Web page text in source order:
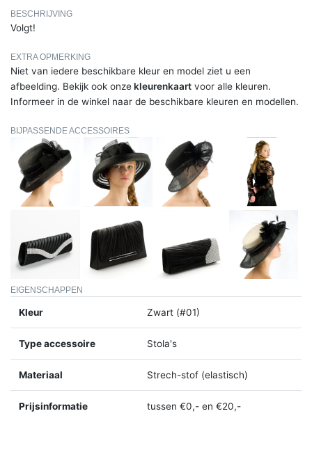
BESCHRIJVING
Volgt!
EXTRA OPMERKING
Niet van iedere beschikbare kleur en model ziet u een
afbeelding. Bekijk ook onzekleurenkaart voor alle kleuren.
Informeer in de winkel naar de beschikbare kleuren en modellen.
BIJPASSENDE ACCESSOIRES
EIGENSCHAPPEN
Kleur Zwart (#01)
Type accessoire Stola's
Materiaal Strech-stof (elastisch)
Prijsinformatie tussen €0,- en €20,-